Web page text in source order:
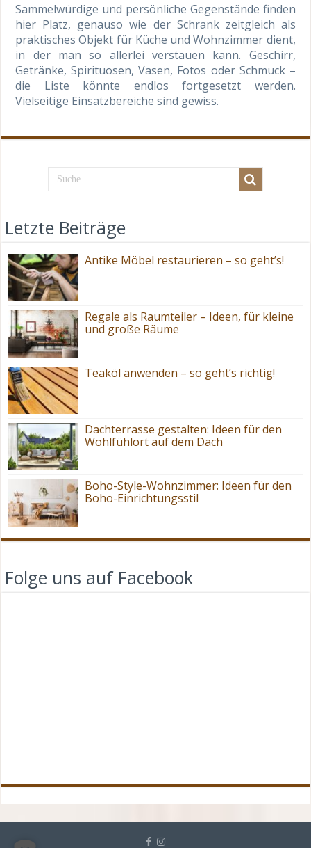
Sammelwürdige und persönliche Gegenstände finden
hier Platz, genauso wie der Schrank zeitgleich als
praktisches Objekt für Küche und Wohnzimmer dient,
in der man so allerlei verstauen kann. Geschirr,
Getränke, Spirituosen, Vasen, Fotos oder Schmuck –
die Liste könnte endlos fortgesetzt werden.
Vielseitige Einsatzbereiche sind gewiss.
Letzte Beiträge
Antike Möbel restaurieren – so geht’s!
Regale als Raumteiler – Ideen, für kleine
und große Räume
Teaköl anwenden – so geht’s richtig!
Dachterrasse gestalten: Ideen für den
Wohlfühlort auf dem Dach
Boho-Style-Wohnzimmer: Ideen für den
Boho-Einrichtungsstil
Folge uns auf Facebook